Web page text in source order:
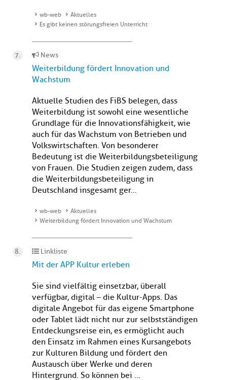
wb-web
Aktuelles
Es gibt keinen störungsfreien Unterricht
News
Weiterbildung fördert Innovation und
Wachstum
Aktuelle Studien des FiBS belegen, dass
Weiterbildung ist sowohl eine wesentliche
Grundlage für die Innovationsfähigkeit, wie
auch für das Wachstum von Betrieben und
Volkswirtschaften. Von besonderer
Bedeutung ist die Weiterbildungsbeteiligung
von Frauen. Die Studien zeigen zudem, dass
die Weiterbildungsbeteiligung in
Deutschland insgesamt ger...
wb-web
Aktuelles
Weiterbildung fördert Innovation und Wachstum
Linkliste
Mit der APP Kultur erleben
Sie sind vielfältig einsetzbar, überall
verfügbar, digital – die Kultur-Apps. Das
digitale Angebot für das eigene Smartphone
oder Tablet lädt nicht nur zur selbstständigen
Entdeckungsreise ein, es ermöglicht auch
den Einsatz im Rahmen eines Kursangebots
zur Kulturen Bildung und fördert den
Austausch über Werke und deren
Hintergrund. So können bei ...